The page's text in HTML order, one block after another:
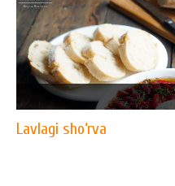
Lavlagi sho‘rva